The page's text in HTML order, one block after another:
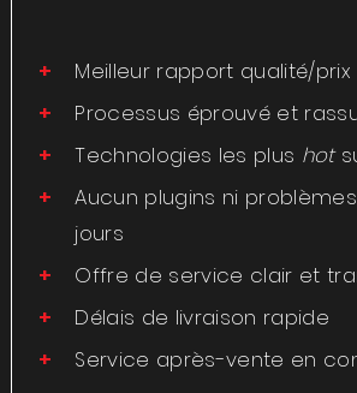
Meilleur rapport qualité/prix
Processus éprouvé et
Technologies les plus hot
Aucun plugins ni
jours
Offre de service clair et
Délais de livraison rapide
Service après-vente en